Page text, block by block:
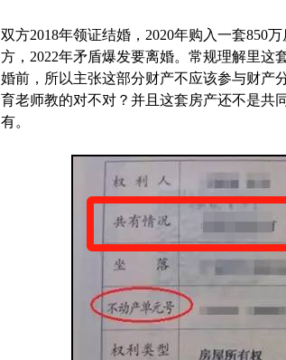
双方2018年领证结婚，2020年购入一套850
方，2022年矛盾爆发要离婚。常规理解里这
婚前，所以主张这部分财产不应该参与财产
育老师教的对不对？并且这套房产还不是共
有。